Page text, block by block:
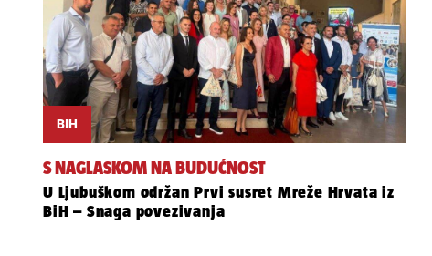
BIH
S NAGLASKOM NA BUDUĆNOST
U Ljubuškom održan Prvi susret Mreže Hrvata iz
BiH – Snaga povezivanja